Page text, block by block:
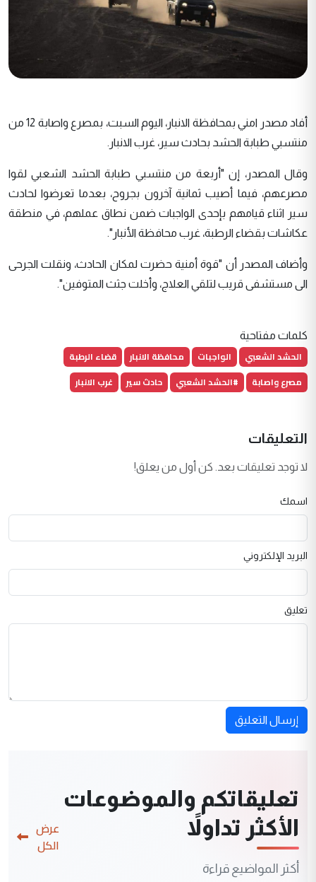
أفاد مصدر امني بمحافظة الانبار، اليوم السبت، بمصرع واصابة 12 من
منتسبي طبابة الحشد بحادث سير، غرب الانبار.
وقال المصدر، إن "أربعة من منتسبي طبابة الحشد الشعبي لقوا
مصرعهم، فيما أصيب ثمانية آخرون بجروح، بعدما تعرضوا لحادث
سير اثناء قيامهم بإحدى الواجبات ضمن نطاق عملهم، في منطقة
عكاشات بقضاء الرطبة، غرب محافظة الأنبار".
وأضاف المصدر أن "قوة أمنية حضرت لمكان الحادث، ونقلت الجرحى
الى مستشفى قريب لتلقي العلاج، وأخلت جثث المتوفين".
كلمات مفتاحية
الحشد الشعبي الواجبات محافظة الانبار
قضاء الرطبة
مصرع واصابة
#الحشد الشعبي حادث سير غرب الانبار
التعليقات
لا توجد تعليقات بعد. كن أول من يعلق!
اسمك
البريد الإلكتروني
تعليق
إرسال التعليق
تعليقاتكم والموضوعات
الأكثر تداولاً
أكثر المواضيع قراءة
عرض
الكل